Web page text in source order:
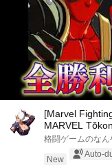
[Marvel
MARVEL
Mes...
格闘ゲームのなん
New
Auto-